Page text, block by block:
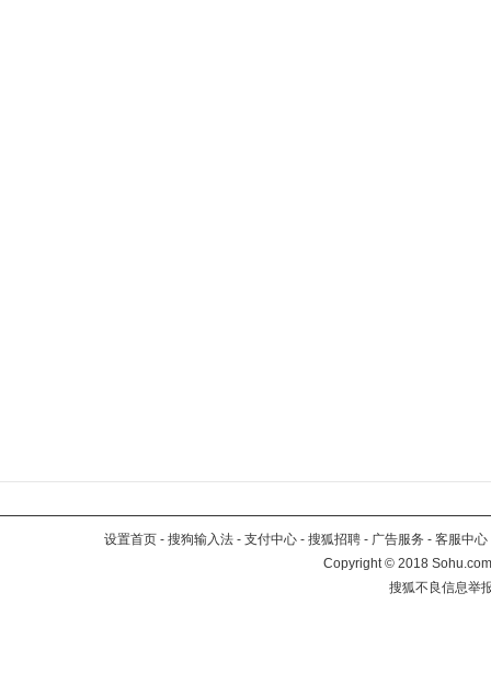
设置首页 - 搜狗输入法 - 支付中心 - 搜狐招聘 - 广告服务 - 客服中心
Copyright©2018
搜狐不良信息举